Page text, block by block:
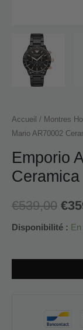
Accueil / Montres
Mario AR70002
Emporio
€539,00 €
Disponibilité :